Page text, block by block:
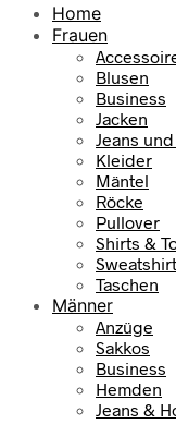
Home
Frauen
Blusen
Business
Jacken
Jeans
Kleider
Mäntel
Röcke
Pullover
Shirts &
Taschen
Männer
Anzüge
Sakkos
Business
Hemden
Jeans &